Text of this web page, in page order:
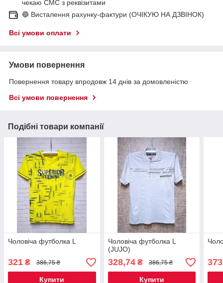
чекаю СМС з реквізитами
🔵 Висталення рахунку-фактури (ОЧІКУЮ НА ДЗВІНОК)
Всі умови оплати
Умови повернення
Повернення товару впродовж 14 днів за домовленістю
Всі умови повернення
Подібні товари компанії
Чоловіча футболка L
321 ₴ 386,75 ₴
Купити
Чоловіча футболка L
(JUJO)
328,74₴ 386,75 ₴
Купити